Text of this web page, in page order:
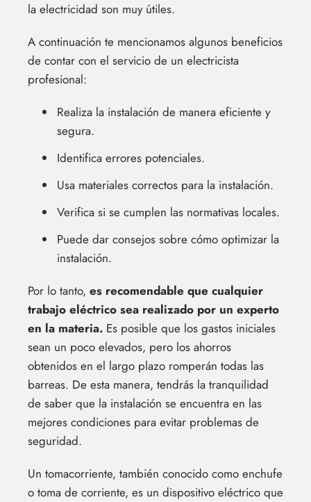
la electricidad son muy útiles.
A continuación te mencionamos algunos beneficios
de contar con el servicio de un electricista
profesional:
Realiza la instalación de manera eficiente y
segura.
Identifica errores potenciales.
Usa materiales correctos para la instalación.
Verifica si se cumplen las normativas locales.
Puede dar consejos sobre cómo optimizar la
instalación.
Por lo tanto, es recomendable que cualquier
trabajo eléctrico sea realizado por un experto
en la materia. Es posible que los gastos iniciales
sean un poco elevados, pero los ahorros
obtenidos en el largo plazo romperán todas las
barreas. De esta manera, tendrás la tranquilidad
de saber que la instalación se encuentra en las
mejores condiciones para evitar problemas de
seguridad.
Un tomacorriente, también conocido como enchufe
o toma de corriente, es un dispositivo eléctrico que